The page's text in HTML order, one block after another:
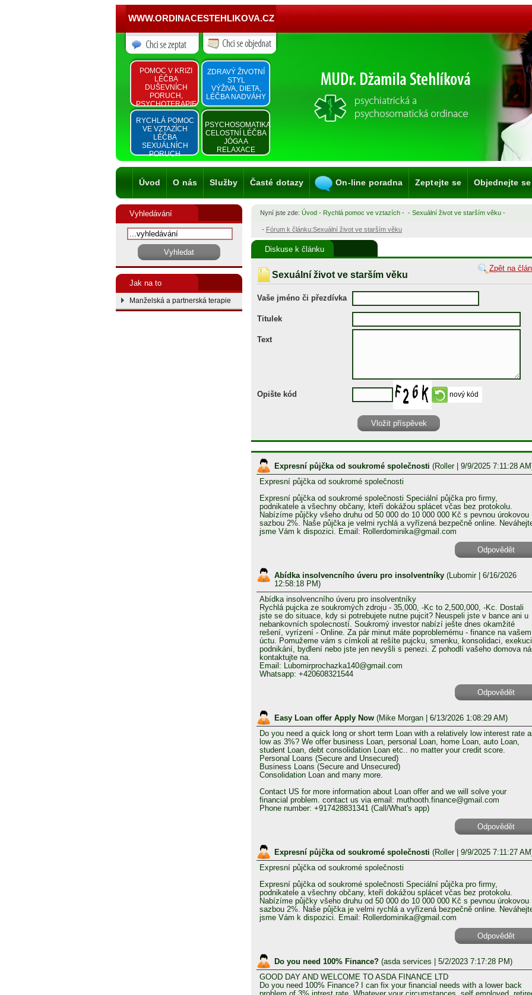
WWW.ORDINACESTEHLIKOVA.CZ
POMOC V KRIZI
LÉČBA
DUŠEVNÍCH
PORUCH,
PSYCHOTERAPIE
ZDRAVÝ ŽIVOTNÍ
STYL
VÝŽIVA, DIETA,
LÉČBA NADVÁHY
RYCHLÁ POMOC
VE VZTAZÍCH
LÉČBA
SEXUÁLNÍCH
PORUCH
PSYCHOSOMATIKA
CELOSTNÍ LÉČBA
JÓGA A
RELAXACE
Úvod O nás Služby Časté dotazy On-line poradna Zeptejte se Objednejte se
Vyhledávání
Jak na to
Manželská a partnerská terapie
Nyní jste zde: Úvod - Rychlá pomoc ve vztazích - - Sexuální život ve starším věku -
- Fórum k článku:Sexuální život ve starším věku
Diskuse k článku
Zpět na
Sexuální život ve starším věku
Vaše jméno či přezdívka
Titulek
Text
Opište kód
Expresní půjčka od soukromé společnosti (Roller| 9/9/2025 7:11:28
Expresní půjčka od soukromé společnosti
Expresní půjčka od soukromé společnosti Speciální půjčka pro firmy,
podnikatele a všechny občany, kteří dokážou splácet včas bez protokolu.
Nabízíme půjčky všeho druhu od 50 000 do 10 000 000 Kč s pevnou úrokovou
sazbou 2%. Naše půjčka je velmi rychlá a vyřízená bezpečně online.
jsme Vám k dispozici. Email: Rollerdominika@gmail.com
Odpovědět
Abídka insolvencního úveru pro insolventníky (Lubomir| 6/16/2026
12:58:18 PM)
Abídka insolvencního úveru pro insolventníky
Rychlá pujcka ze soukromých zdroju - 35,000, -Kc to 2,500,000, -Kc. Dostali
jste se do situace, kdy si potrebujete nutne pujcit? Neuspeli jste v bance ani u
nebankovních spolecností. Soukromý investor nabízí ješte dnes okamžité
rešení, vyrízení - Online. Za pár minut máte poproblemému - finance na vašem
úctu. Pomužeme vám s címkoli at rešíte pujcku, smenku, konsolidaci,
podnikání, bydlení nebo jste jen nevyšli s penezi. Z pohodlí vašeho domova
kontaktujte na.
Email: Lubomirprochazka140@gmail.com
Whatsapp: +420608321544
Odpovědět
Easy Loan offer Apply Now (Mike Morgan | 6/13/2026 1:08:29 AM)
Do you need a quick long or short term Loan with a relatively low interest rate
low as 3%? We offer business Loan, personal Loan, home Loan, auto Loan,
student Loan, debt consolidation Loan etc.. no matter your credit score.
Personal Loans (Secure and Unsecured)
Business Loans (Secure and Unsecured)
Consolidation Loan and many more.
Contact US for more information about Loan offer and we will solve your
financial problem. contact us via email: muthooth.finance@gmail.com
Phone number: +917428831341 (Call/What's app)
Odpovědět
Expresní půjčka od soukromé společnosti (Roller| 9/9/2025 7:11:27
Expresní půjčka od soukromé společnosti
Expresní půjčka od soukromé společnosti Speciální půjčka pro firmy,
podnikatele a všechny občany, kteří dokážou splácet včas bez protokolu.
Nabízíme půjčky všeho druhu od 50 000 do 10 000 000 Kč s pevnou úrokovou
sazbou 2%. Naše půjčka je velmi rychlá a vyřízená bezpečně online.
jsme Vám k dispozici. Email: Rollerdominika@gmail.com
Odpovědět
Do you need 100% Finance? (asda services | 5/2/2023 7:17:28 PM)
GOOD DAY AND WELCOME TO ASDA FINANCE LTD
Do you need 100% Finance? I can fix your financial needs with a lower back